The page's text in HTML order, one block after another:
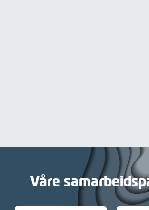
Våre